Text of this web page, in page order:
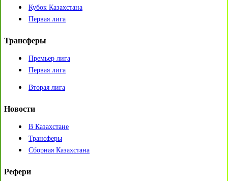
Кубок Казахстана
Первая лига
Трансферы
Премьер лига
Первая лига
Вторая лига
Новости
В Казахстане
Трансферы
Сборная Казахстана
Рефери